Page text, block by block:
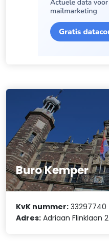
Buro Kemper
KvK nummer: 33297740
Adres: Adriaan Flinklaan 2